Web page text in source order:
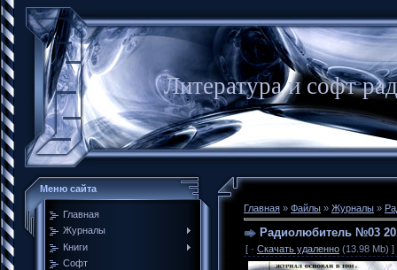
Литература и софт
Меню сайта
Главная
Журналы
Книги
Софт
Главная » Файлы » Журналы »
Радиолюбитель №03
[ · Скачать удаленно (13.98 Mb) ]